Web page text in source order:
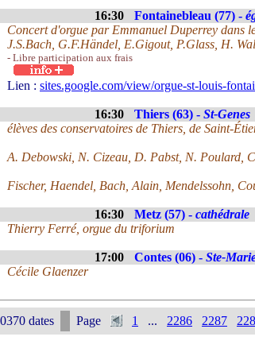
16:30 Fontainebleau (77) -
Concert d'orgue par Emmanuel Duperrey dans
J.S.Bach, G.F.Händel, E.Gigout, P.Glass, H.
- Libre participation aux frais
Lien : sites.google.com/view/orgue-st-louis-
16:30 Thiers (63) - St-Genes
élèves des conservatoires de Thiers, de Saint-
A. Debowski, N. Cizeau, D. Pabst, N. Poulard,
Fischer, Haendel, Bach, Alain, Mendelssohn,
16:30 Metz (57) - cathédrale
Thierry Ferré, orgue du triforium
17:00 Contes (06) - Ste-
Cécile Glaenzer
dates Page 1 ... 2286 2287